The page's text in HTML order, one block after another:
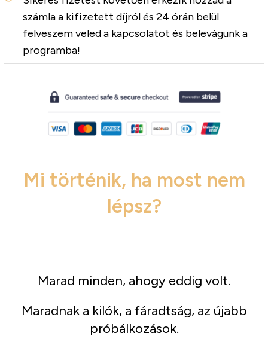
számla a kifizetett díjról és 24 órán belül
felveszem veled a kapcsolatot és belevágunk a
programba!
Mi történik, ha most nem
lépsz?
Marad minden, ahogy eddig volt.
Maradnak a kilók, a fáradtság, az újabb
próbálkozások.